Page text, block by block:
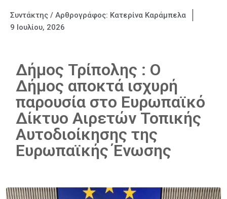
Συντάκτης / Αρθρογράφος: Κατερίνα Καράμπελα
9 Ιουλίου, 2026
Δήμος Τρίπολης : Ο
Δήμος αποκτά ισχυρή
παρουσία στο Ευρωπαϊκό
Δίκτυο Αιρετών Τοπικής
Αυτοδιοίκησης της
Ευρωπαϊκής Ένωσης